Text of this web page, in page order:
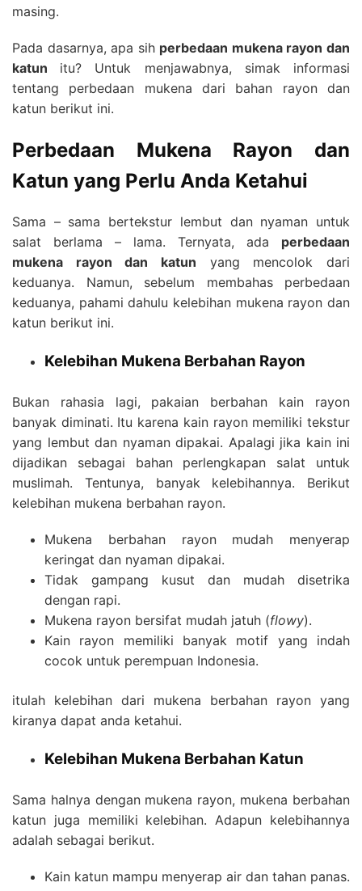
masing.
Pada dasarnya, apa sih perbedaan mukena rayon dan
katun itu? Untuk menjawabnya, simak informasi
tentang perbedaan mukena dari bahan rayon dan
katun berikut ini.
Perbedaan Mukena Rayon dan
Katun yang Perlu Anda Ketahui
Sama – sama bertekstur lembut dan nyaman untuk
salat berlama – lama. Ternyata, ada perbedaan
mukena rayon dan katun yang mencolok dari
keduanya. Namun, sebelum membahas perbedaan
keduanya, pahami dahulu kelebihan mukena rayon dan
katun berikut ini.
Kelebihan Mukena Berbahan Rayon
Bukan rahasia lagi, pakaian berbahan kain rayon
banyak diminati. Itu karena kain rayon memiliki tekstur
yang lembut dan nyaman dipakai. Apalagi jika kain ini
dijadikan sebagai bahan perlengkapan salat untuk
muslimah. Tentunya, banyak kelebihannya. Berikut
kelebihan mukena berbahan rayon.
Mukena berbahan rayon mudah menyerap
keringat dan nyaman dipakai.
Tidak gampang kusut dan mudah disetrika
dengan rapi.
Mukena rayon bersifat mudah jatuh (flowy).
Kain rayon memiliki banyak motif yang indah
cocok untuk perempuan Indonesia.
itulah kelebihan dari mukena berbahan rayon yang
kiranya dapat anda ketahui.
Kelebihan Mukena Berbahan Katun
Sama halnya dengan mukena rayon, mukena berbahan
katun juga memiliki kelebihan. Adapun kelebihannya
adalah sebagai berikut.
Kain katun mampu menyerap air dan tahan panas.